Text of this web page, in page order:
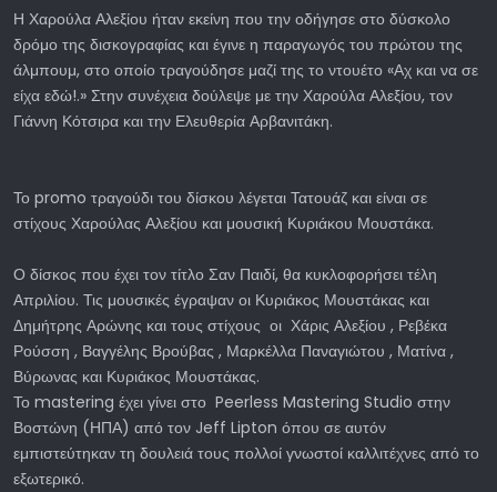
Η Χαρούλα Αλεξίου ήταν εκείνη που την οδήγησε στο δύσκολο
δρόμο της δισκογραφίας και έγινε η παραγωγός του πρώτου της
άλμπουμ, στο οποίο τραγούδησε μαζί της το ντουέτο «Αχ και να σε
είχα εδώ!.» Στην συνέχεια δούλεψε με την Χαρούλα Αλεξίου, τον
Γιάννη Κότσιρα και την Ελευθερία Αρβανιτάκη.
Το promo τραγούδι του δίσκου λέγεται Τατουάζ και είναι σε
στίχους Χαρούλας Αλεξίου και μουσική Κυριάκου Μουστάκα.
Ο δίσκος που έχει τον τίτλο Σαν Παιδί, θα κυκλοφορήσει τέλη
Απριλίου. Τις μουσικές έγραψαν οι Κυριάκος Μουστάκας και
Δημήτρης Αρώνης και τους στίχους οι Χάρις Αλεξίου , Ρεβέκα
Ρούσση , Βαγγέλης Βρούβας , Μαρκέλλα Παναγιώτου , Ματίνα ,
Βύρωνας και Κυριάκος Μουστάκας.
Το mastering έχει γίνει στο Peerless Mastering Studio στην
Βοστώνη (ΗΠΑ) από τον Jeff Lipton όπου σε αυτόν
εμπιστεύτηκαν τη δουλειά τους πολλοί γνωστοί καλλιτέχνες από το
εξωτερικό.